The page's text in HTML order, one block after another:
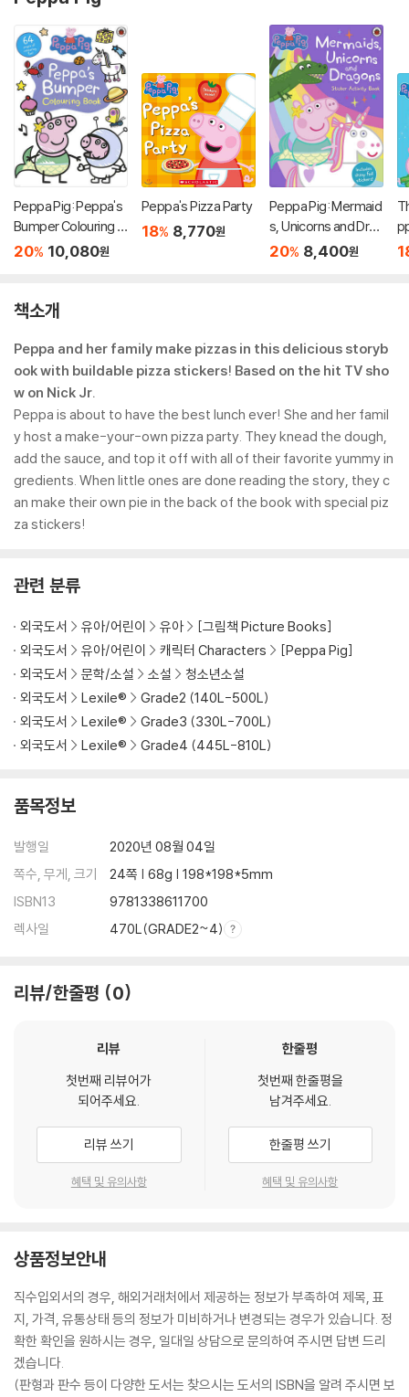
Peppa Pig: Peppa's
Bumper Colouring B
ook
20% 10,080원
Peppa's Pizza Party
18% 8,770원
Peppa Pig: Mermaid
s, Unicorns and Drag
ons Sticker Activity
20% 8,400원
책소개
Peppa and her family make pizzas in this delicious storyb
ook with buildable pizza stickers! Based on the hit TV sho
w on Nick Jr.
Peppa is about to have the best lunch ever! She and her famil
y host a make-your-own pizza party. They knead the dough,
add the sauce, and top it off with all of their favorite yummy in
gredients. When little ones are done reading the story, they c
an make their own pie in the back of the book with special piz
za stickers!
관련 분류
외국도서 유아/어린이 유아
[그림책 Picture Books]
외국도서
유아/어린이 캐릭터 Characters
[Peppa Pig]
외국도서
문학/소설 소설
청소년소설
외국도서
Lexile®
Grade2 (140L-500L)
외국도서
Lexile®
Grade3 (330L-700L)
외국도서
Lexile® Grade4 (445L-810L)
품목정보
발행일
2020년 08월 04일
쪽수, 무게, 크기
24쪽 | 68g | 198*198*5mm
ISBN13
9781338611700
렉사일
470L(GRADE2~4)
리뷰/한줄평 0
리뷰
첫번째 리뷰어가
되어주세요.
리뷰 쓰기
혜택 및 유의사항
한줄평
첫번째 한줄평을
남겨주세요.
한줄평 쓰기
혜택 및 유의사항
상품정보안내
직수입외서의 경우, 해외거래처에서 제공하는 정보가 부족하여 제목, 표
지, 가격, 유통상태 등의 정보가 미비하거나 변경되는 경우가 있습니다. 정
확한 확인을 원하시는 경우, 일대일 상담으로 문의하여 주시면 답변 드리
겠습니다.
(판형과 판수 등이 다양한 도서는 찾으시는 도서의 ISBN을 알려 주시면 보